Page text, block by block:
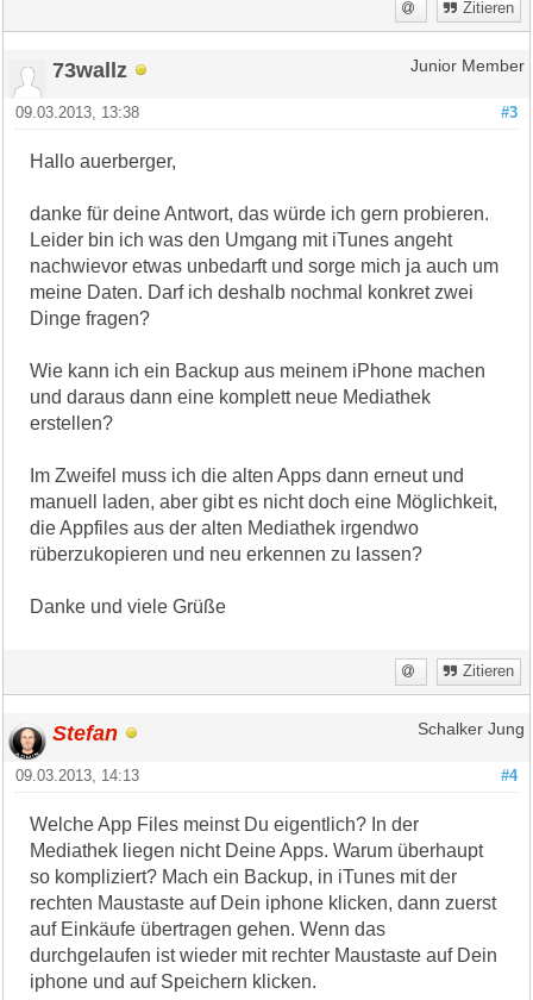
Zitieren
73wallz Junior Member
#3
09.03.2013, 13:38
Hallo auerberger,
danke für deine Antwort, das würde ich gern probieren.
Leider bin ich was den Umgang mit iTunes angeht
nachwievor etwas unbedarft und sorge mich ja auch um
meine Daten. Darf ich deshalb nochmal konkret zwei
Dinge fragen?
Wie kann ich ein Backup aus meinem iPhone machen
und daraus dann eine komplett neue Mediathek
erstellen?
Im Zweifel muss ich die alten Apps dann erneut und
manuell laden, aber gibt es nicht doch eine Möglichkeit,
die Appfiles aus der alten Mediathek irgendwo
rüberzukopieren und neu erkennen zu lassen?
Danke und viele Grüße
Zitieren
Stefan Schalker Jung
#4
09.03.2013, 14:13
Welche App Files meinst Du eigentlich? In der
Mediathek liegen nicht Deine Apps. Warum überhaupt
so kompliziert? Mach ein Backup, in iTunes mit der
rechten Maustaste auf Dein iphone klicken, dann zuerst
auf Einkäufe übertragen gehen. Wenn das
durchgelaufen ist wieder mit rechter Maustaste auf Dein
iphone und auf Speichern klicken.